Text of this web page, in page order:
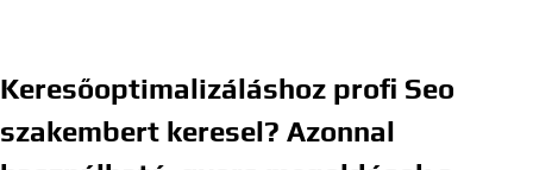
Keresőoptimalizáláshoz profi Seo
szakembert keresel? Azonnal